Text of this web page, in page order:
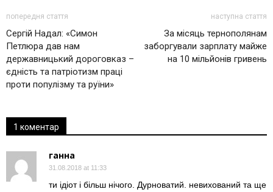
попередня стаття
Сергій Надал: «Симон
Петлюра дав нам
державницький дороговказ –
єдність та патріотизм праці
проти популізму та руїни»
наступна стаття
За місяць тернополянам
заборгували зарплату майже
на 10 мільйонів гривень
1 коментар
ганна
31.08.2018 at 11:33
ти iдiот i бiльш нiчого. Дурноватий. невихований та ще